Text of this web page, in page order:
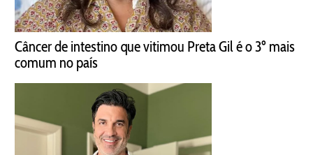
Câncer de intestino que vitimou Preta Gil é o 3º mais
comum no país